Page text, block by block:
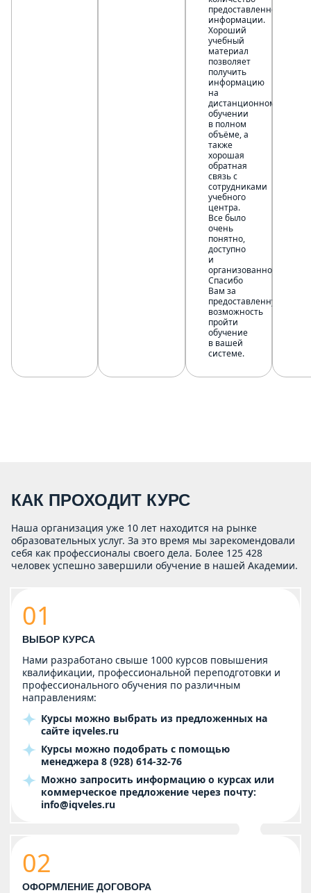
предоставленной
информации.
Хороший
учебный
материал
позволяет
получить
информацию
на
дистанционном
обучении
в полном
объёме, а
также
хорошая
обратная
связь с
сотрудниками
учебного
центра.
Все было
очень
понятно,
доступно
и
организованно.
Спасибо
Вам за
предоставленную
возможность
пройти
обучение
в вашей
системе.
КАК ПРОХОДИТ КУРС
Наша организация уже 10 лет находится на рынке
образовательных услуг. За это время мы зарекомендовали
себя как профессионалы своего дела. Более 125 428
человек успешно завершили обучение в нашей Академии.
01
ВЫБОР КУРСА
Нами разработано свыше 1000 курсов повышения
квалификации, профессиональной переподготовки и
профессионального обучения по различным
направлениям:
Курсы можно выбрать из предложенных на
сайте iqveles.ru
Курсы можно подобрать с помощью
менеджера 8 (928) 614-32-76
Можно запросить информацию о курсах или
коммерческое предложение через почту:
info@iqveles.ru
02
ОФОРМЛЕНИЕ ДОГОВОРА